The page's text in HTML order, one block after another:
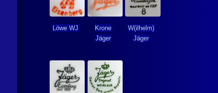
Löwe WJ
Krone
Jäger
W(ilhelm)
Jäger